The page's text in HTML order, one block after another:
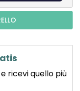
ricevi quello più